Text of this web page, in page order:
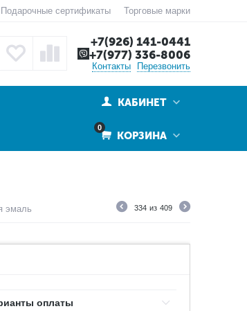
Подарочные сертификаты Торговые марки
+7(926) 141-0441
+7(977) 336-8006
Контакты Перезвонить
КАБИНЕТ
0
КОРЗИНА
эмаль 334 из 409
оплаты